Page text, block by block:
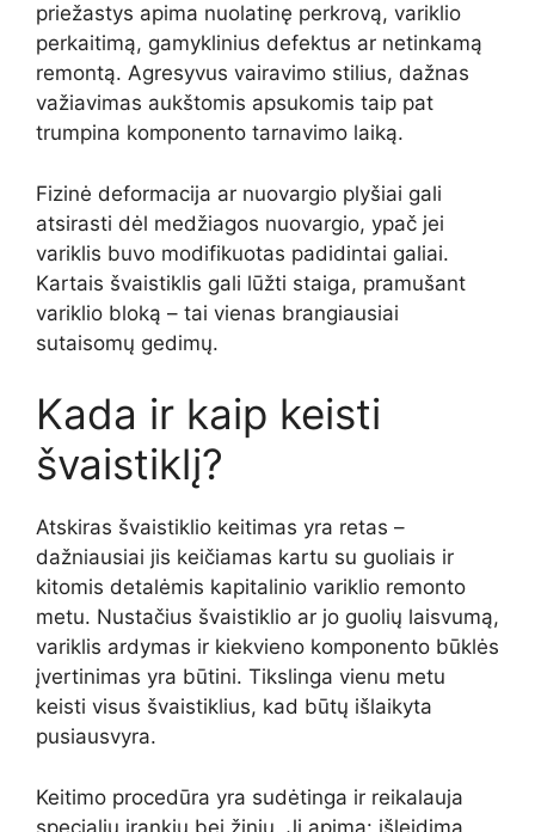
priežastys apima nuolatinę perkrovą, variklio
perkaitimą, gamyklinius defektus ar netinkamą
remontą. Agresyvus vairavimo stilius, dažnas
važiavimas aukštomis apsukomis taip pat
trumpina komponento tarnavimo laiką.
Fizinė deformacija ar nuovargio plyšiai gali
atsirasti dėl medžiagos nuovargio, ypač jei
variklis buvo modifikuotas padidintai galiai.
Kartais švaistiklis gali lūžti staiga, pramušant
variklio bloką – tai vienas brangiausiai
sutaisomų gedimų.
Kada ir kaip keisti
švaistiklį?
Atskiras švaistiklio keitimas yra retas –
dažniausiai jis keičiamas kartu su guoliais ir
kitomis detalėmis kapitalinio variklio remonto
metu. Nustačius švaistiklio ar jo guolių laisvumą,
variklis ardymas ir kiekvieno komponento būklės
įvertinimas yra būtini. Tikslinga vienu metu
keisti visus švaistiklius, kad būtų išlaikyta
pusiausvyra.
Keitimo procedūra yra sudėtinga ir reikalauja
specialių įrankių bei žinių. Ji apima: išleidimą